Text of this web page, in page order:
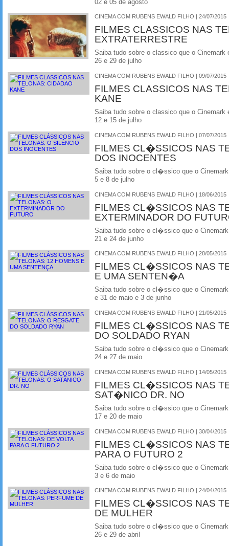
02 e 05 de agosto
CINEMA COM RUBENS EWALD FILHO | 24/07/2015
FILMES CLASSICOS NAS
EXTRATERRESTRE
Saiba tudo sobre o classico que o
26 e 29 de julho
CINEMA COM RUBENS EWALD FILHO | 09/07/2015
FILMES CLASSICOS NAS
KANE
Saiba tudo sobre o classico que o
12 e 15 de julho
CINEMA COM RUBENS EWALD FILHO | 07/07/2015
FILMES CL�SSICOS NAS
DOS INOCENTES
Saiba tudo sobre o cl�ssico que o
5 e 8 de julho
CINEMA COM RUBENS EWALD FILHO | 18/06/2015
FILMES CL�SSICOS NAS
EXTERMINADOR DO
Saiba tudo sobre o cl�ssico que o
21 e 24 de junho
CINEMA COM RUBENS EWALD FILHO | 28/05/2015
FILMES CL�SSICOS NAS
E UMA SENTEN�A
Saiba tudo sobre o cl�ssico que o
e 31 de maio e 3 de junho
CINEMA COM RUBENS EWALD FILHO | 21/05/2015
FILMES CL�SSICOS NAS
DO SOLDADO RYAN
Saiba tudo sobre o cl�ssico que o
24 e 27 de maio
CINEMA COM RUBENS EWALD FILHO | 14/05/2015
FILMES CL�SSICOS NAS
SAT�NICO DR. NO
Saiba tudo sobre o cl�ssico que o
17 e 20 de maio
CINEMA COM RUBENS EWALD FILHO | 30/04/2015
FILMES CL�SSICOS NAS
PARA O FUTURO 2
Saiba tudo sobre o cl�ssico que o
3 e 6 de maio
CINEMA COM RUBENS EWALD FILHO | 24/04/2015
FILMES CL�SSICOS NAS
DE MULHER
Saiba tudo sobre o cl�ssico que o
26 e 29 de abril